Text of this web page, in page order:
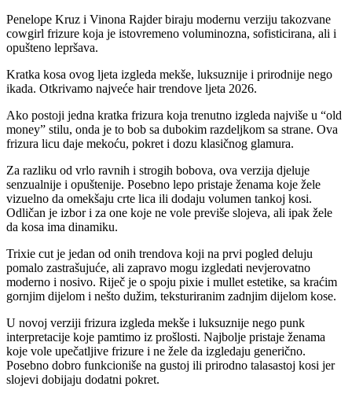
Penelope Kruz i Vinona Rajder biraju modernu verziju takozvane
cowgirl frizure koja je istovremeno voluminozna, sofisticirana, ali i
opušteno lepršava.
Kratka kosa ovog ljeta izgleda mekše, luksuznije i prirodnije nego
ikada. Otkrivamo najveće hair trendove ljeta 2026.
Ako postoji jedna kratka frizura koja trenutno izgleda najviše u “old
money” stilu, onda je to bob sa dubokim razdeljkom sa strane. Ova
frizura licu daje mekoću, pokret i dozu klasičnog glamura.
Za razliku od vrlo ravnih i strogih bobova, ova verzija djeluje
senzualnije i opuštenije. Posebno lepo pristaje ženama koje žele
vizuelno da omekšaju crte lica ili dodaju volumen tankoj kosi.
Odličan je izbor i za one koje ne vole previše slojeva, ali ipak žele
da kosa ima dinamiku.
Trixie cut je jedan od onih trendova koji na prvi pogled deluju
pomalo zastrašujuće, ali zapravo mogu izgledati nevjerovatno
moderno i nosivo. Riječ je o spoju pixie i mullet estetike, sa kraćim
gornjim dijelom i nešto dužim, teksturiranim zadnjim dijelom kose.
U novoj verziji frizura izgleda mekše i luksuznije nego punk
interpretacije koje pamtimo iz prošlosti. Najbolje pristaje ženama
koje vole upečatljive frizure i ne žele da izgledaju generično.
Posebno dobro funkcioniše na gustoj ili prirodno talasastoj kosi jer
slojevi dobijaju dodatni pokret.